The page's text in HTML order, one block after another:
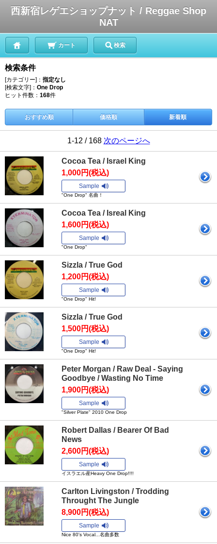
西新宿レゲエショップナット / Reggae Shop
NAT
カート 検索
検索条件
[カテゴリー]： 指定なし
[検索文字]： One Drop
ヒット件数： 168件
おすすめ順 価格順 新着順
1-12 / 168 次のページへ
Cocoa Tea / Israel King
1,000円(税込)
Sample
"One Drop" 名曲！
Cocoa Tea / Isreal King
1,600円(税込)
Sample
"One Drop"
Sizzla / True God
1,200円(税込)
Sample
"One Drop" Hit!
Sizzla / True God
1,500円(税込)
Sample
"One Drop" Hit!
Peter Morgan / Raw Deal - Saying
Goodbye / Wasting No Time
1,900円(税込)
Sample
"Silver Plate" 2010 One Drop
Robert Dallas / Bearer Of Bad
News
2,600円(税込)
Sample
イスラエル産Heavy One Drop!!!!
Carlton Livingston / Trodding
Throught The Jungle
8,900円(税込)
Sample
Nice 80's Vocal...名曲多数